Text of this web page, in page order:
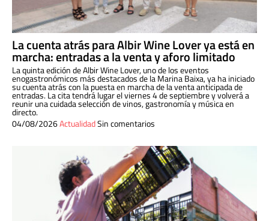
La cuenta atrás para Albir Wine Lover ya está en
marcha: entradas a la venta y aforo limitado
La quinta edición de Albir Wine Lover, uno de los eventos
enogastronómicos más destacados de la Marina Baixa, ya ha iniciado
su cuenta atrás con la puesta en marcha de la venta anticipada de
entradas. La cita tendrá lugar el viernes 4 de septiembre y volverá a
reunir una cuidada selección de vinos, gastronomía y música en
directo.
04/08/2026ActualidadSin comentarios